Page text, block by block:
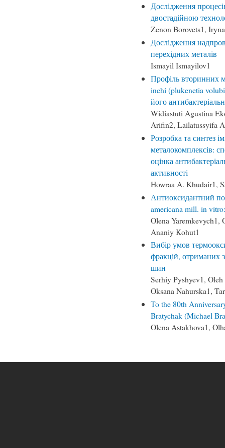
Дослідження
двостадійною
Zenon Borovets1,
Дослідження
перехідних металів
Ismayil Ismayilov1
Профіль вторинних
inchi (plukenetia
його
Widiastuti Agustina
Arifin2, Lailatussyifa
Розробка та синтез
металокомплексів:
оцінка
активності
Howraa A. Khudair1,
Антиоксидантний
americana mill. in
Olena
Ananiy Kohut1
Вибір умов
фракцій, отриманих
шин
Serhiy Pyshyev1,
Oksana Nahurska1,
To the 80th
Bratychak (Michael
Olena Astakhova1,